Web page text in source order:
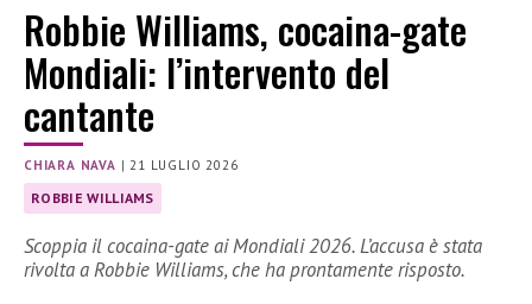
Robbie Williams, cocaina-gate
Mondiali: l’intervento del
cantante
CHIARA NAVA |21 LUGLIO 2026
ROBBIE WILLIAMS
Scoppia il cocaina-gate ai Mondiali 2026. L’accusa è stata
rivolta a Robbie Williams, che ha prontamente risposto.